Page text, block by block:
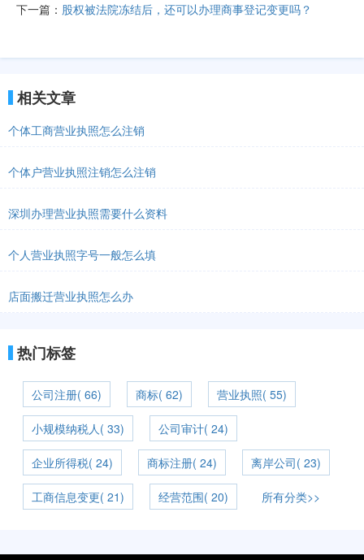
下一篇： 股权被法院冻结后，还可以办理商事登记变更吗？
相关文章
个体工商营业执照怎么注销
个体户营业执照注销怎么注销
深圳办理营业执照需要什么资料
个人营业执照字号一般怎么填
店面搬迁营业执照怎么办
热门标签
公司注册( 66) 商标( 62) 营业执照( 55)
小规模纳税人( 33) 公司审计( 24)
企业所得税( 24) 商标注册( 24) 离岸公司( 23)
工商信息变更( 21) 经营范围( 20) 所有分类>>